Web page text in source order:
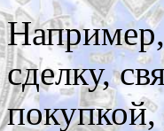
сделку,